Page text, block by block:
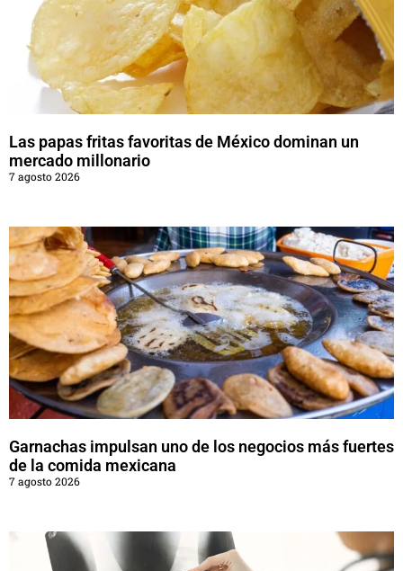
Las papas fritas favoritas de México dominan un
mercado millonario
7 agosto 2026
Garnachas impulsan uno de los negocios más fuertes
de la comida mexicana
7 agosto 2026